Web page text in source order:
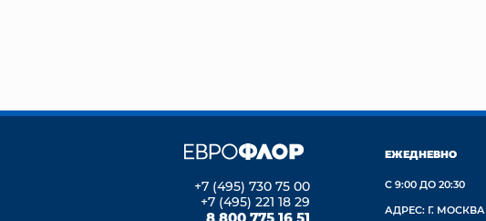
+7 (495) 730 75 00
+7 (495) 221 18 29
8 800 775 16 51
ЕЖЕДНЕВНО
С 9:00 ДО 20:30
АДРЕС: Г. МОСКВА